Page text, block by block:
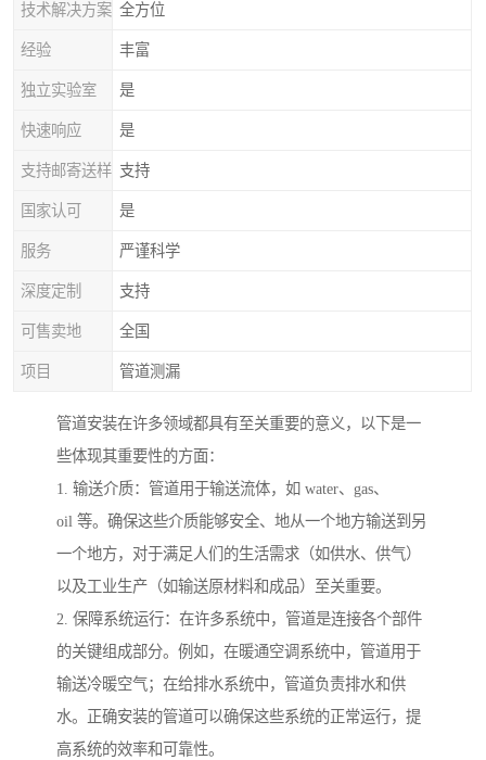
技术解决方案 全方位
经验 丰富
独立实验室 是
快速响应 是
支持邮寄送样 支持
国家认可 是
服务 严谨科学
深度定制 支持
可售卖地 全国
项目 管道测漏
管道安装在许多领域都具有至关重要的意义，以下是一
些体现其重要性的方面：
1. 输送介质：管道用于输送流体，如 water、gas、
oil 等。确保这些介质能够安全、地从一个地方输送到另
一个地方，对于满足人们的生活需求（如供水、供气）
以及工业生产（如输送原材料和成品）至关重要。
2. 保障系统运行：在许多系统中，管道是连接各个部件
的关键组成部分。例如，在暖通空调系统中，管道用于
输送冷暖空气；在给排水系统中，管道负责排水和供
水。正确安装的管道可以确保这些系统的正常运行，提
高系统的效率和可靠性。